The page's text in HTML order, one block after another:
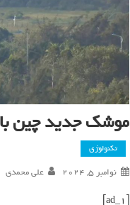
موشک جدید چین
تکنولوژی
نوامبر 5, 2024 علی محمدی
[ad_1]